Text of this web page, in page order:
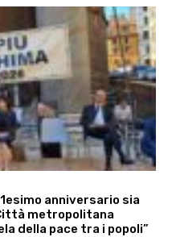
anniversario sia
metropolitana
della pace tra i popoli”